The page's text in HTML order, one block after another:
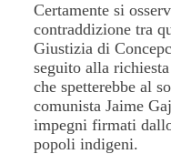
Certamente si
contraddizione tra
Giustizia di
seguito alla
che spetterebbe al
comunista Jaime
impegni firmati
popoli indigeni.